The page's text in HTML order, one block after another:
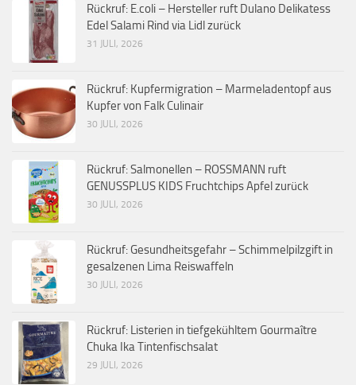
Rückruf: E.coli – Hersteller ruft Dulano Delikatess
Edel Salami Rind via Lidl zurück
31 JULI, 2026
Rückruf: Kupfermigration – Marmeladentopf aus
Kupfer von Falk Culinair
30 JULI, 2026
Rückruf: Salmonellen – ROSSMANN ruft
GENUSSPLUS KIDS Fruchtchips Apfel zurück
30 JULI, 2026
Rückruf: Gesundheitsgefahr – Schimmelpilzgift in
gesalzenen Lima Reiswaffeln
30 JULI, 2026
Rückruf: Listerien in tiefgekühltem Gourmaître
Chuka Ika Tintenfischsalat
29 JULI, 2026